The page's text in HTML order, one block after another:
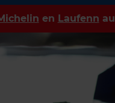
en Laufenn